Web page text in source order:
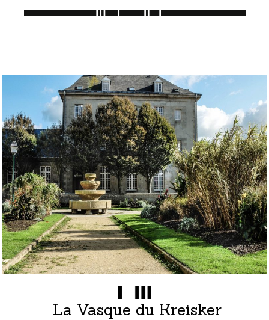
La Vasque du Kreisker